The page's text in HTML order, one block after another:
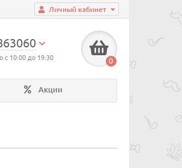
Личный кабинет
с 10:00 до 19:30 0
Акции